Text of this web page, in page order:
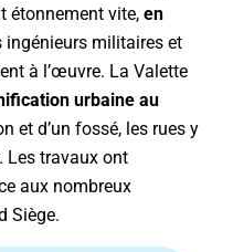
étonnement vite, en
ingénieurs militaires et
à l’œuvre. La Valette
urbaine au
et d’un fossé, les rues y
Les travaux ont
aux nombreux
Siège.